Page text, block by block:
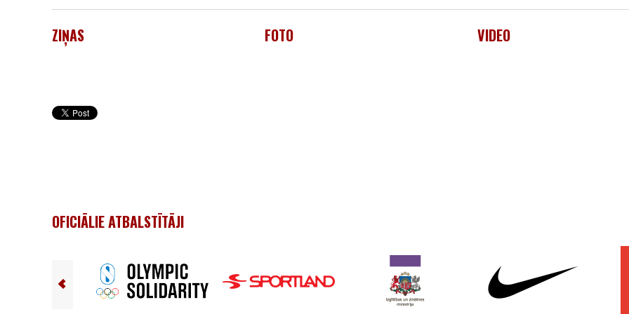
ZIŅAS FOTO VIDEO
OFICIĀLIE ATBALSTĪTĀJI